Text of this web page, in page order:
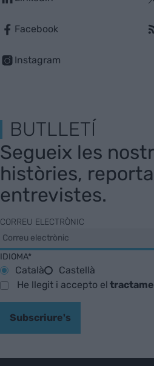
Facebook
Instagram
BUTLLETÍ
Segueix les
històries,
entrevistes.
CORREU ELECTRÒNIC
IDIOMA*
Català
Castellà
He llegit i accepto el
Subscriure's